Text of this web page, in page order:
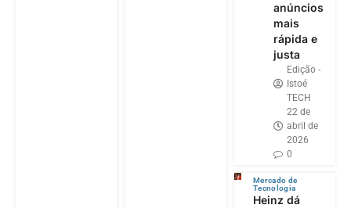
anúncios
mais
rápida e
justa
Edição -
Istoé
TECH
22 de
abril de
2026
0
Mercado de
Tecnologia
Heinz dá